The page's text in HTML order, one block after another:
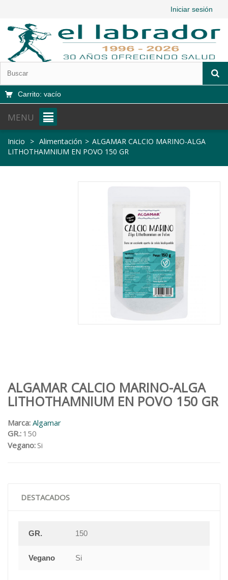
Iniciar sesión
Carrito: vacío
MENU
Inicio > Alimentación > ALGAMAR CALCIO MARINO-ALGA
LITHOTHAMNIUM EN POVO 150 GR
ALGAMAR CALCIO MARINO-ALGA
LITHOTHAMNIUM EN POVO 150 GR
Marca: Algamar
GR.: 150
Vegano:Si
DESTACADOS
GR. 150
Vegano Si